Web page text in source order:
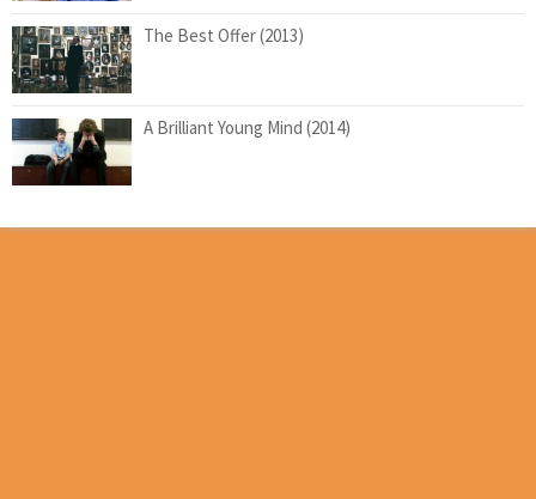
The Best Offer (2013)
A Brilliant Young Mind (2014)